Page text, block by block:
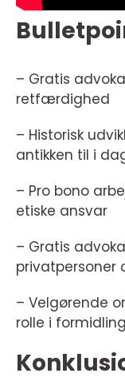
– Gratis
retfærdighed
– Historisk
antikken til i
– Pro bono
etiske ansvar
– Gratis
privatpersoner
– Velgørende
rolle i